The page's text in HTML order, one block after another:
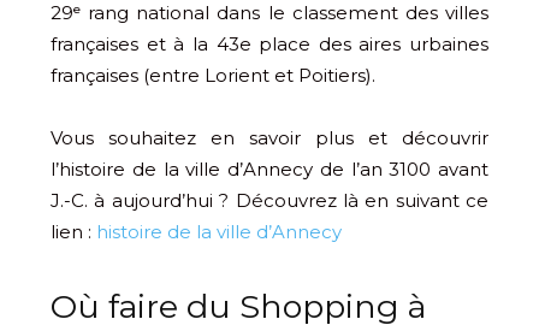
29ᵉ rang national dans le classement des villes
françaises et à la 43e place des aires urbaines
françaises (entre Lorient et Poitiers).
Vous souhaitez en savoir plus et découvrir
l’histoire de la ville d’Annecy de l’an 3100 avant
J.-C. à aujourd’hui ? Découvrez là en suivant ce
lien : histoire de la ville d’Annecy
Où faire du Shopping à